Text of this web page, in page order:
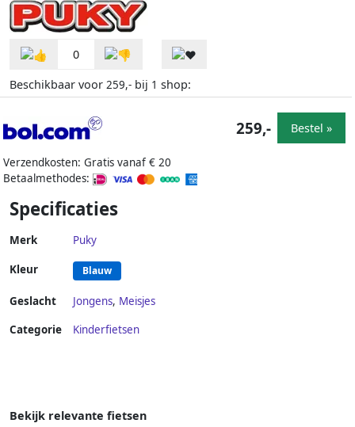
0
Beschikbaar voor 259,- bij 1 shop:
Verzendkosten: Gratis vanaf € 20
Betaalmethodes:
259,- Bestel »
Specificaties
Merk Puky
Kleur Blauw
Geslacht Jongens, Meisjes
Categorie
Kinderfietsen
Bekijk relevante fietsen